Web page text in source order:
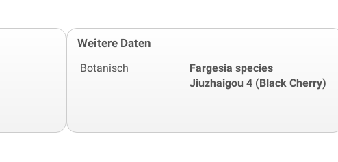
Weitere Daten
Botanisch
Fargesia species
Jiuzhaigou 4 (Black Cherry)